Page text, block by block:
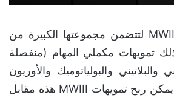
تم تعيين MWIII لتتضمن مجموعتها الكبيرة من
تمويهات مكملي المهام (منفصلة
والبولياتوميك والأوريون
في MWII أعلاه). لا يمكن ربح تمويهات MWIII هذه مقابل